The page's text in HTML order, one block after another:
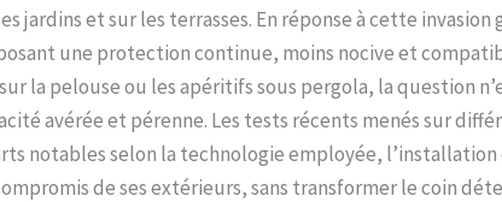
et sur les terrasses. En réponse à cette
une protection continue, moins nocive et
la pelouse ou les apéritifs sous pergola, la question
avérée et pérenne. Les tests récents menés sur
notables selon la technologie employée,
de ses extérieurs, sans transformer le coin